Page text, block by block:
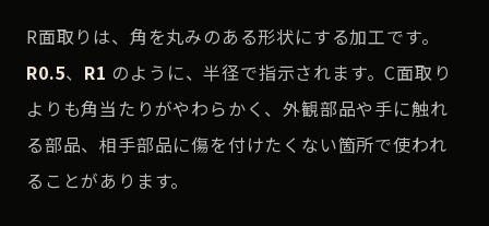
R面取りは、角を丸みのある形状にする加工です。
R0.5、 R1 のように、半径で指示されます。C面取り
よりも角当たりがやわらかく、外観部品や手に触れ
る部品、相手部品に傷を付けたくない箇所で使われ
ることがあります。